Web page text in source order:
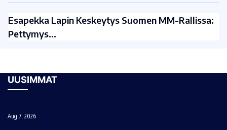
Esapekka Lapin Keskeytys Suomen MM-Rallissa:
Pettymys…
UUSIMMAT
Aug 7, 2026